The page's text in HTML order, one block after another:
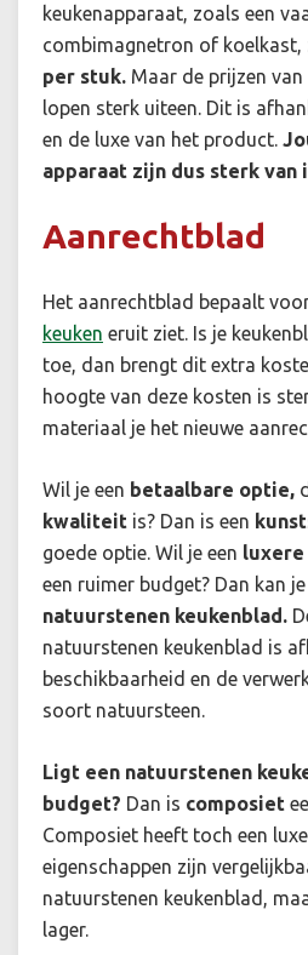
keukenapparaat, zoals een
combimagnetron of koelkast,
per stuk. Maar de prijzen
lopen sterk uiteen. Dit is
en de luxe van het product.
apparaat zijn dus sterk van
Aanrechtblad
Het aanrechtblad bepaalt
keuken eruit ziet. Is je
toe, dan brengt dit extra
hoogte van deze kosten is
materiaal je het nieuwe
Wil je een betaalbare optie,
kwaliteit is? Dan is een
goede optie. Wil je een
een ruimer budget? Dan kan
natuurstenen keukenblad.
natuurstenen keukenblad is
beschikbaarheid en de
soort natuursteen.
Ligt een natuurstenen
budget? Dan is composiet
Composiet heeft toch een
eigenschappen zijn
natuurstenen keukenblad,
lager.